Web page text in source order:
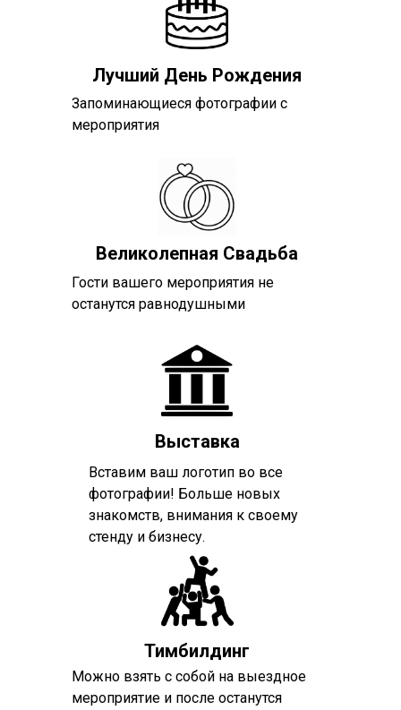
Запоминающиеся фотографии с
мероприятия
Лучший День Рождения
Можно взять с собой на выездное
мероприятие и после останутся
Тимбилдинг
Гости вашего мероприятия не
останутся равнодушными
Великолепная Свадьба
Вставим ваш логотип во все
фотографии! Больше новых
знакомств, внимания к своему
стенду и бизнесу.
Выставка